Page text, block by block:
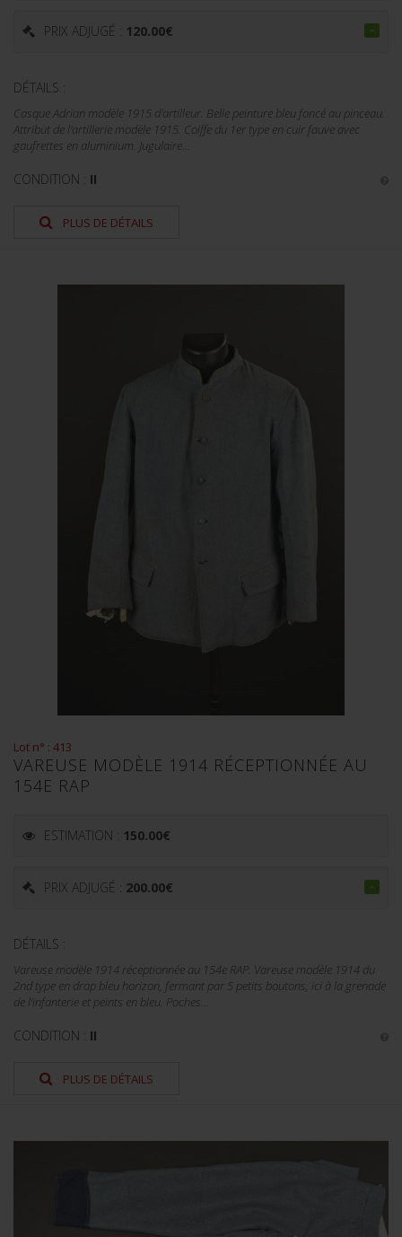
PRIX ADJUGÉ : 120.00€
DÉTAILS :
Casque Adrian modèle 1915 d'artilleur. Belle peinture bleu foncé au pinceau.
Attribut de l'artillerie modèle 1915. Coiffe du 1er type en cuir fauve avec
gaufrettes en aluminium. Jugulaire...
CONDITION : II
PLUS DE DÉTAILS
Lot n° : 413
VAREUSE MODÈLE 1914 RÉCEPTIONNÉE AU
154E RAP
ESTIMATION : 150.00€
PRIX ADJUGÉ : 200.00€
DÉTAILS :
Vareuse modèle 1914 réceptionnée au 154e RAP. Vareuse modèle 1914 du
2nd type en drap bleu horizon, fermant par 5 petits boutons, ici à la grenade
de l'infanterie et peints en bleu. Poches...
CONDITION : II
PLUS DE DÉTAILS